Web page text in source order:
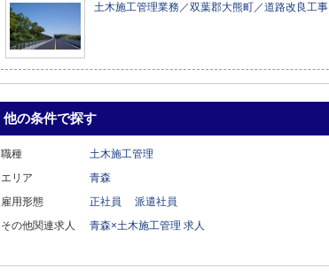
土木施工管理業務／双葉郡大熊町／道路改良工事
他の条件で探す
職種
土木施工管理
エリア
青森
雇用形態
正社員
派遣社員
その他関連求人
青森×土木施工管理 求人